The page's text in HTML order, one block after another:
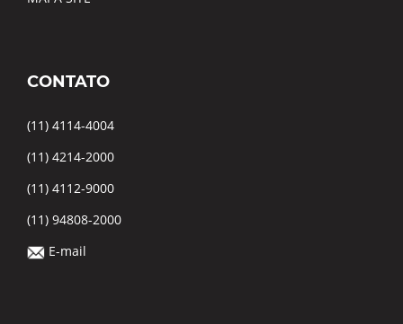
CONTATO
(11) 4114-4004
(11) 4214-2000
(11) 4112-9000
(11) 94808-2000
E-mail